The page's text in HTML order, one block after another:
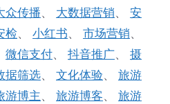
众传播、 大数据营销、 安
检、 小红书、 市场营销、
微信支付、 抖音推广、 摄
据筛选、 文化体验、 旅游
游博主、 旅游博客、 旅游